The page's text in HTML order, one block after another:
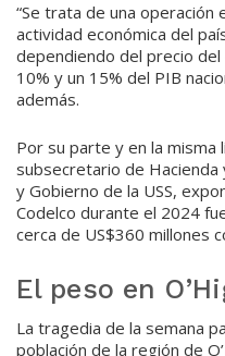
“Se trata de una
actividad económica del
dependiendo del precio
10% y un 15% del PIB
además.
Por su parte y en la misma
subsecretario de Hacienda
y Gobierno de la USS,
Codelco durante el 2024
cerca de US$360 millones
El peso en
La tragedia de la semana
población de la región de